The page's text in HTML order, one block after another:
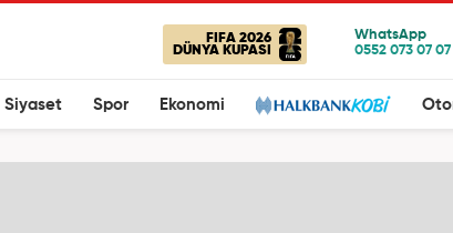
FIFA 2026
DÜNYA KUPASI
Siyaset Spor Ekonomi